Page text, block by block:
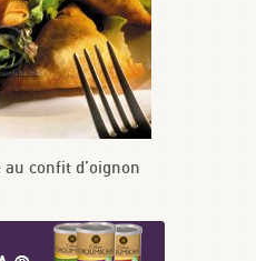
confit d’oignon